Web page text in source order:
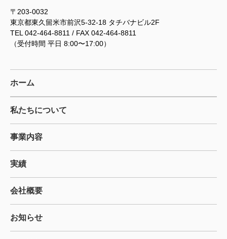
〒203-0032
東京都東久留米市前沢5-32-18 タチバナビル2F
TEL 042-464-8811 / FAX 042-464-8811
（受付時間 平日 8:00〜17:00）
ホーム
私たちについて
事業内容
実績
会社概要
お知らせ